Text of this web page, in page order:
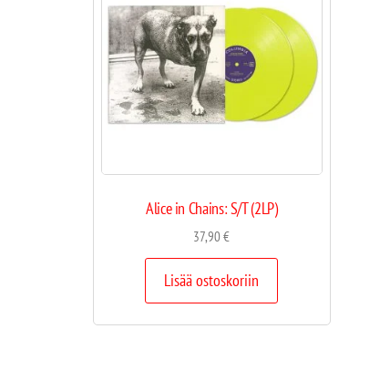
Alice in Chains: S/T (2LP)
37,90€
Lisää ostoskoriin